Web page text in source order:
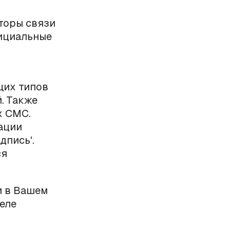
связи
типов
Также
СМС.
в Вашем